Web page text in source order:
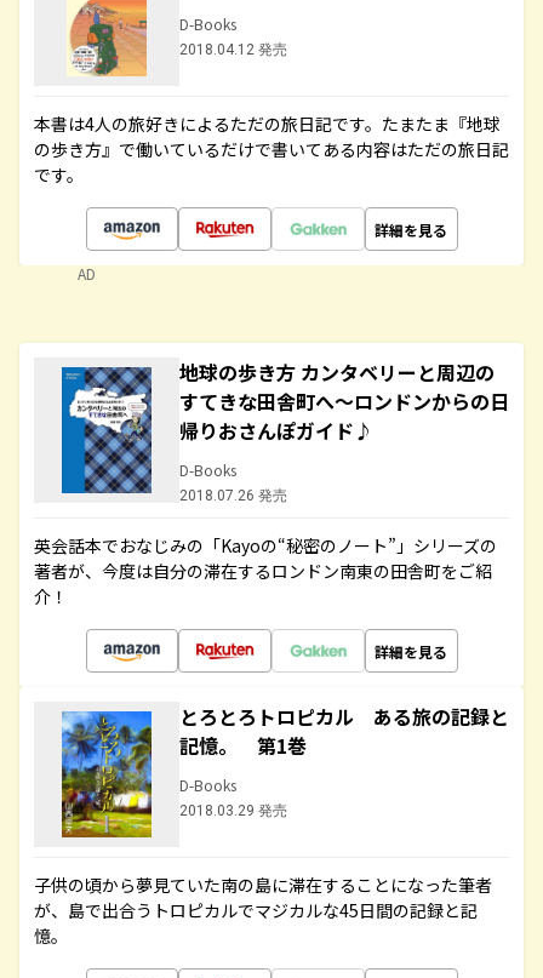
D-Books
2018.04.12 発売
本書は4人の旅好きによるただの旅日記です。たまたま『地球
の歩き方』で働いているだけで書いてある内容はただの旅日記
です。
詳細を見る
AD
地球の歩き方 カンタベリーと周辺の
すてきな田舎町へ～ロンドンからの日
帰りおさんぽガイド♪
D-Books
2018.07.26 発売
英会話本でおなじみの「Kayoの“秘密のノート”」シリーズの
著者が、今度は自分の滞在するロンドン南東の田舎町をご紹
介！
詳細を見る
とろとろトロピカル ある旅の記録と
記憶。 第1巻
D-Books
2018.03.29 発売
子供の頃から夢見ていた南の島に滞在することになった筆者
が、島で出合うトロピカルでマジカルな45日間の記録と記
憶。